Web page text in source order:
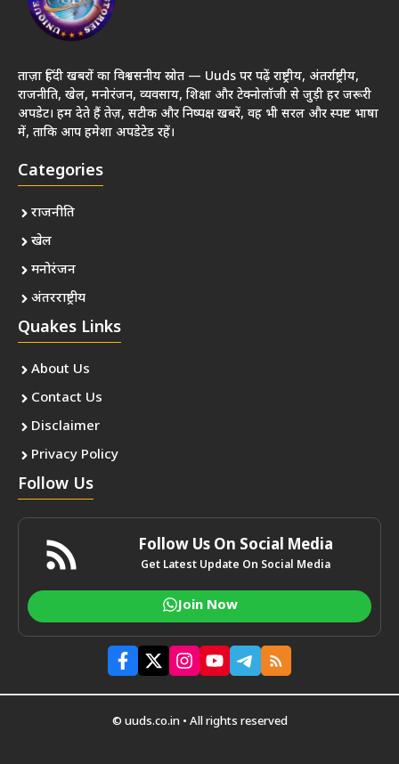
ताज़ा हिंदी खबरों का विश्वसनीय स्रोत — Uuds पर पढ़ें राष्ट्रीय, अंतर्राष्ट्रीय,
राजनीति, खेल, मनोरंजन, व्यवसाय, शिक्षा और टेक्नोलॉजी से जुड़ी हर जरूरी
अपडेट। हम देते हैं तेज़, सटीक और निष्पक्ष खबरें, वह भी सरल और स्पष्ट भाषा
में, ताकि आप हमेशा अपडेटेड रहें।
Categories
राजनीति
खेल
मनोरंजन
अंतरराष्ट्रीय
Quakes Links
About Us
Contact Us
Disclaimer
Privacy Policy
Follow Us
Follow Us On Social Media
Get Latest Update On Social Media
Join Now
© uuds.co.in • All rights reserved